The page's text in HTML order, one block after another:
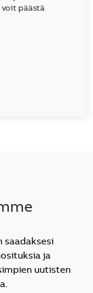
voit päästä
saadaksesi
ja
uutisten